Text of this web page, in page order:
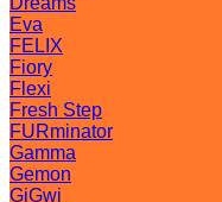
Eva
FELIX
Fiory
Flexi
Fresh Step
FURminator
Gamma
Gemon
GiGwi